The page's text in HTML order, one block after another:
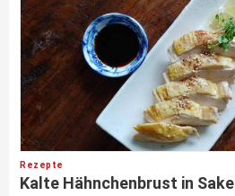
Rezepte
Kalte Hähnchenbrust in Sake